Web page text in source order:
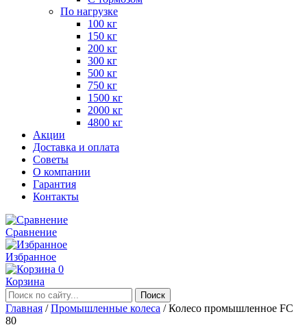
По нагрузке
100 кг
150 кг
200 кг
300 кг
500 кг
750 кг
1500 кг
2000 кг
4800 кг
Акции
Доставка и оплата
Советы
О компании
Гарантия
Контакты
Сравнение
Избранное
0
Корзина
Главная /Промышленные колеса /Колесо промышленное FC
80